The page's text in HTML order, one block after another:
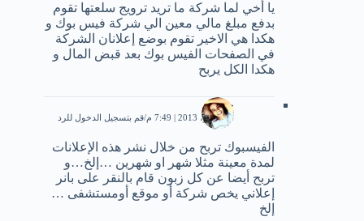
يا أخي لما شركة ما تريد ترويج سلعتها تقوم
بدفع مبلغ مالي معين الي شركة فيس بوك و
هكدا هي الاخير تقوم بوضع إعلانان الشركة
في الصفحات الفيس بوك بعد قبض المال و
هكدا الكل يربح
حمزة
4 نوفمبر، 2013 | 7:49 م قم بتسجيل الدخول للرد
الفيسبوك تربح من خلال نشر هذه الإعلانات
لمدة معينة مثلا شهر او شهرين …إلخ…و
تربح أيضا عن كل زبون قام بالنقر على بانر
إعلاني يخص شركة أو موقع أومستشفى …
إلخ